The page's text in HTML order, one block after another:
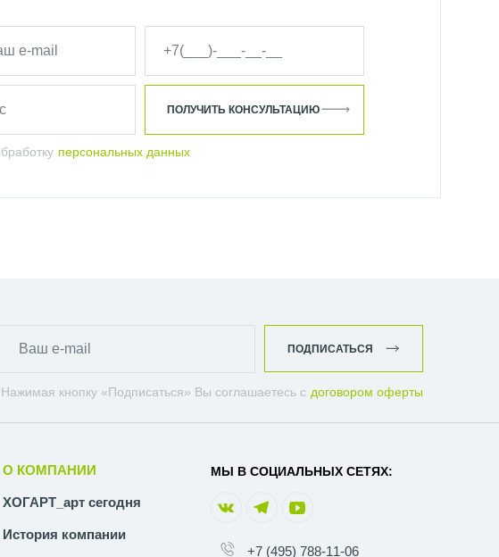
персональных данных
ПОЛУЧИТЬ КОНСУЛЬТАЦИЮ
Нажимая кнопку «Подписаться» Вы соглашаетесь с договором оферты
ПОДПИСАТЬСЯ
О КОМПАНИИ
ХОГАРТ_арт сегодня
История компании
МЫ В СОЦИАЛЬНЫХ СЕТЯХ:
+7 (495) 788-11-06